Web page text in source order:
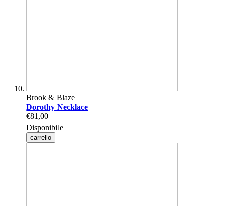
Brook & Blaze
Dorothy Necklace
€81,00
Disponibile
carrello